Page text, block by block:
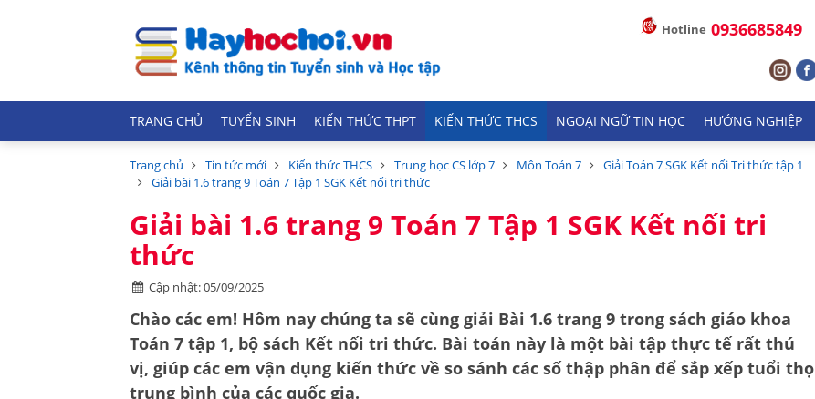
Hotline 0936685849
TRANG CHỦ TUYỂN SINH KIẾN THỨC THPT KIẾN THỨC THCS NGOẠI NGỮ TIN HỌC HƯỚNG NGHIỆP
Trang chủ Tin tức mới Kiến thức THCS Trung học CS lớp 7 Môn Toán 7
Giải Toán 7 SGK Kết nối Tri thức tập 1
Giải bài 1.6 trang 9 Toán 7 Tập 1 SGK Kết nối tri thức
Giải bài 1.6 trang 9 Toán 7 Tập 1 SGK Kết nối tri
thức
Cập nhật: 05/09/2025
Chào các em! Hôm nay chúng ta sẽ cùng giải Bài 1.6 trang 9 trong sách giáo khoa
Toán 7 tập 1, bộ sách Kết nối tri thức. Bài toán này là một bài tập thực tế rất thú
vị, giúp các em vận dụng kiến thức về so sánh các số thập phân để sắp xếp tuổi thọ
trung bình của các quốc gia.